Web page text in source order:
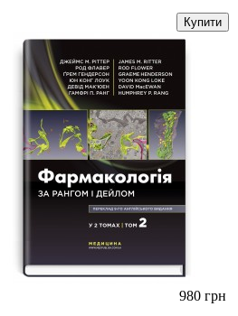
Купити
980 грн